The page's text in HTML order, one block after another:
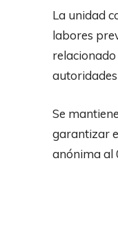
La unidad
labores
Se
garantizar
anónima al